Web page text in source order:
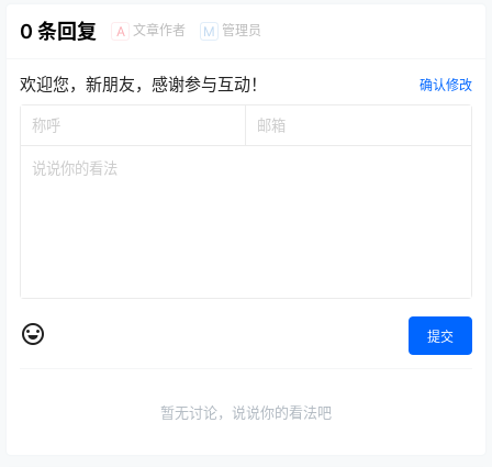
0 条回复 A 文章作者 M 管理员
欢迎您，新朋友，感谢参与互动！ 确认修改
提交
暂无讨论，说说你的看法吧